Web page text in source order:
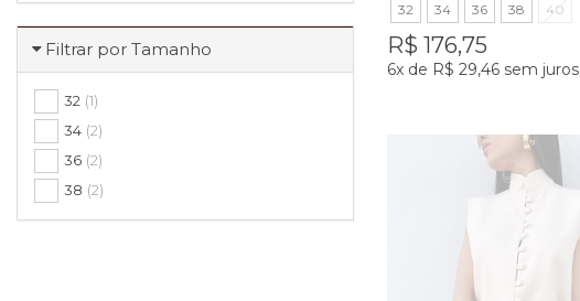
Filtrar por Tamanho
32 (1)
34 (2)
36 (2)
38 (2)
32 34 36 38 40
R$ 176,75
6xde R$ 29,46sem juros